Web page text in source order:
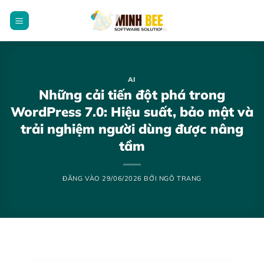
qua
AI
Những cải tiến đột phá trong
WordPress 7.0: Hiệu suất, bảo mật và
trải nghiệm người dùng được nâng
tầm
ĐĂNG VÀO29/06/2026 BỞI NGÔ TRANG